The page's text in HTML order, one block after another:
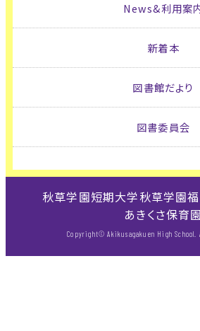
News&利用案
新着本
図書館だより
図書委員会
秋草学園短期大学秋草学園
あきくさ保育園
Copyright© Akikusagakuen High School.